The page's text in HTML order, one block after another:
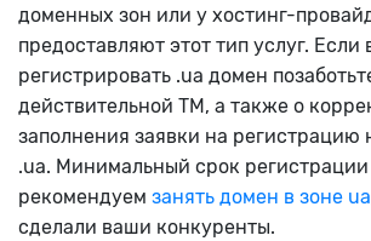
доменных зон или у хостинг-
предоставляют этот тип услуг. Если
регистрировать .ua домен
действительной ТМ, а также о
заполнения заявки на регистрацию
.ua. Минимальный срок регистрации
рекомендуем занять домен в зоне ua
сделали ваши конкуренты.